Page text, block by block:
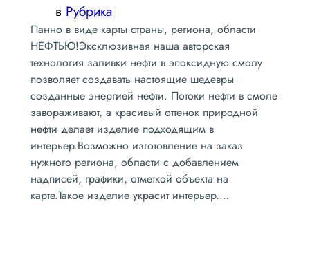
в Рубрика
Панно в виде карты страны, региона, области
НЕФТЬЮ!Эксклюзивная наша авторская
технология заливки нефти в эпоксидную смолу
позволяет создавать настоящие шедевры
созданные энергией нефти. Потоки нефти в смоле
завораживают, а красивый оттенок природной
нефти делает изделие подходящим в
интерьер.Возможно изготовление на заказ
нужного региона, области с добавлением
надписей, графики, отметкой объекта на
карте.Такое изделие украсит интерьер.…